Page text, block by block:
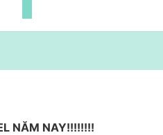
NĂM NAY!!!!!!!!